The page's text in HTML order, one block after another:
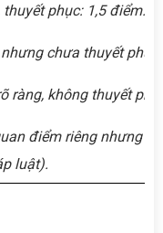
phục: 1,5 điểm.
chưa thuyết
ràng, không thuyết
điểm riêng nhưng
luật).